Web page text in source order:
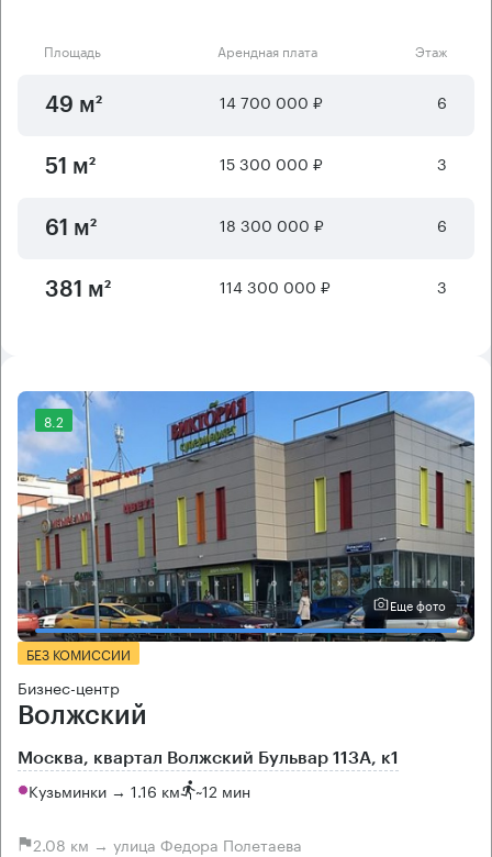
Площадь Арендная плата Этаж
49 м² 14 700 000 ₽ 6
51 м² 15 300 000 ₽ 3
61 м² 18 300 000 ₽ 6
381 м² 114 300 000 ₽ 3
8.2
Еще фото
БЕЗ КОМИССИИ
Бизнес-центр
Волжский
Москва, квартал Волжский Бульвар 113А, к1
Кузьминки → 1.16 км ~12 мин
2.08 км → улица Федора Полетаева